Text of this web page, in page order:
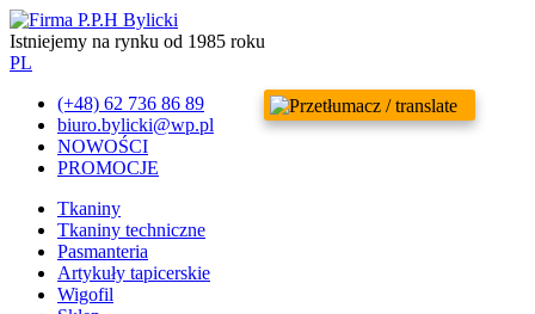
Istniejemy na rynku od 1985 roku
PL
(+48) 62 736 86 89
biuro.bylicki@wp.pl
NOWOŚCI
PROMOCJE
Tkaniny
Tkaniny techniczne
Pasmanteria
Artykuły tapicerskie
Wigofil